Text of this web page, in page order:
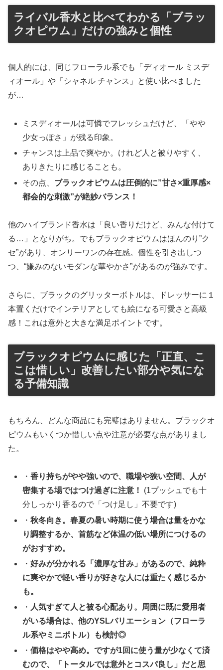
ライバル香水と比べてわかる「ブラッ
クオピウム」だけの強みと個性
個人的には、同じフローラル系でも「ディオール ミスデ
ィオール」や「シャネル チャンス」と使い比べました
が…
ミスディオールは可憐でフレッシュだけど、「やや
少女っぽさ」が残る印象。
チャンスは上品で爽やか。けれど人と被りやすく、
ありきたりに感じることも。
その点、 ブラックオピウムは圧倒的に”甘さ×重厚感×
都会的な刺激”が絶妙バランス！
他のハイブランド香水は「良い香りだけど、みんな付けて
る…」となりがち。でもブラックオピウムはほんのり”ク
セ”があり、オンリーワンの存在感。個性を引き出しつ
つ、“嫌みのないモダンな華やかさ”があるのが強みです。
さらに、ブラックのグリッターボトルは、ドレッサーに１
本置くだけでインテリアとしても絵になる可愛さと高級
感！これは意外と大きな満足ポイントです。
ブラックオピウムに感じた「正直、こ
こは惜しい」改善したい部分や気にな
る予備知識
もちろん、どんな商品にも完璧はありません。ブラックオ
ピウムもいくつか惜しい点や注意が必要な点がありまし
た。
・香り持ちがやや強いので、職場や狭い空間、人が
密集する場ではつけ過ぎに注意！
(1プッシュでも十
分しっかり香るので「つけ足し」不要です)
・秋冬向き。春夏の暑い時期に使う場合は量をかな
り調整するか、首筋など体温の低い場所につけるの
がおすすめ。
・好みが分かれる「濃厚な甘み」があるので、純粋
に爽やかで軽い香りが好きな人には重たく感じるか
も。
・ 人気すぎて人と被る心配あり。周囲に既に愛用者
がいる場合は、他のYSLバリエーション（フローラ
ル系やミニボトル）も検討◎
・価格はやや高め。ですが1回に使う量が少なくて済
むので、「トータルでは意外とコスパ良し」だと思